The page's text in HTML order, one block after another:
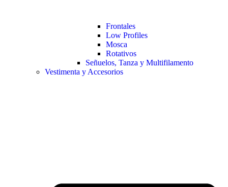
Frontales
Low Profiles
Mosca
Rotativos
Señuelos, Tanza y Multifilamento
Vestimenta y Accesorios